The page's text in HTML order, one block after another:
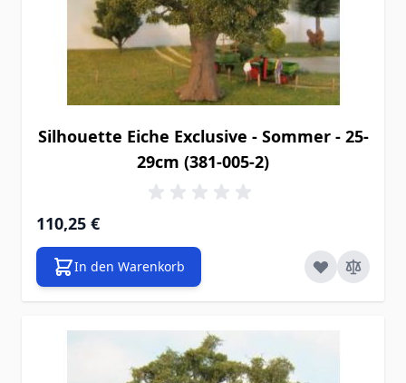
Silhouette Eiche Exclusive - Sommer - 25-
29cm (381-005-2)
110,25 €
In den Warenkorb